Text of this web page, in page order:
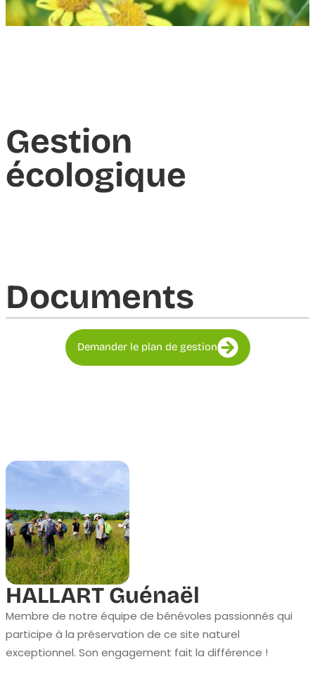
Gestion
écologique
Documents​
Demander le plan de gestion
HALLART Guénaël
Membre de notre équipe de bénévoles passionnés qui
participe à la préservation de ce site naturel
exceptionnel. Son engagement fait la différence !